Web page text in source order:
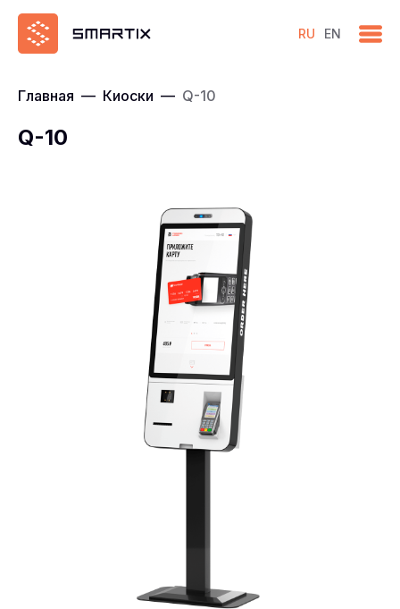
RU EN
Главная — Киоски — Q-10
Q-10